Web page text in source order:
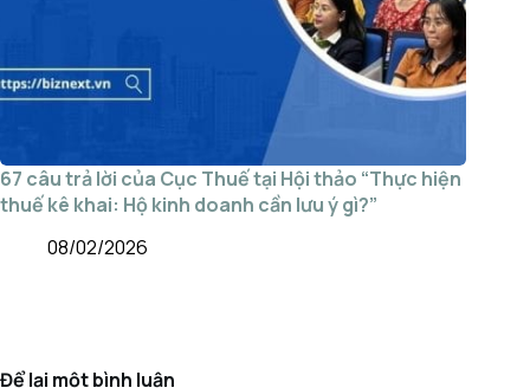
67 câu trả lời của Cục Thuế tại Hội thảo “Thực hiện
thuế kê khai: Hộ kinh doanh cần lưu ý gì?”
08/02/2026
Để lại một bình luận